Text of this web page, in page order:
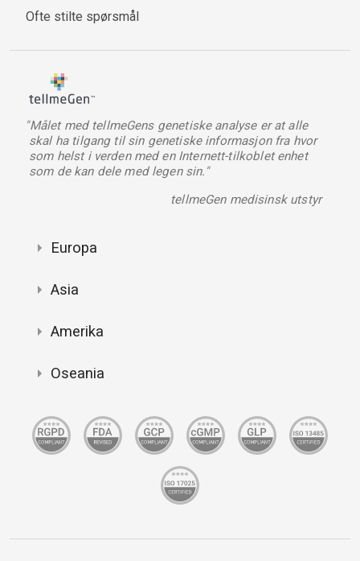
Ofte stilte spørsmål
"Målet med tellmeGens genetiske analyse er at alle
skal ha tilgang til sin genetiske informasjon fra hvor
som helst i verden med en Internett-tilkoblet enhet
som de kan dele med legen sin."
tellmeGen medisinsk utstyr
Europa
Asia
Amerika
Oseania